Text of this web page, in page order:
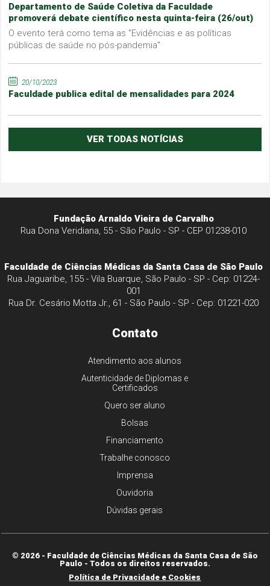
Departamento de Saúde Coletiva da Faculdade
promoverá debate científico nesta quinta-feira (26/out)
O evento terá como tema as "Evidências e as políticas
públicas de saúde no pós-pandemia"
20/10/2023
Faculdade publica edital de mensalidades para 2024
VER TODAS NOTÍCIAS
Fundação Arnaldo Vieira de Carvalho
Rua Dona Veridiana, 55 - São Paulo - SP - CEP 01238-010
Faculdade de Ciências Médicas da Santa Casa de São Paulo
Rua Jaguaribe, 155 - Vila Buarque, São Paulo - SP - Cep: 01224-
001
Rua Dr. Cesário Motta Jr., 61 - São Paulo - SP - Cep: 01221-020
Contato
Atendimento aos alunos
Autenticidade de Diplomas e
Certificados
Quero ser aluno
Bolsas
Financiamento
Trabalhe conosco
Imprensa
Ouvidoria
Dúvidas gerais
© 2026 - Faculdade de Ciências Médicas da Santa Casa de São
Paulo - Todos os direitos reservados.
Política de Privacidade e Cookies